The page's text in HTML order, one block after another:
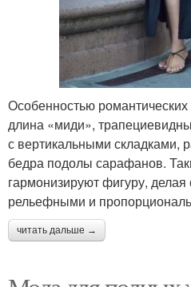
Особенностью
длина «миди»,
с вертикальными складками,
бедра подолы сарафанов.
гармонизируют фигуру,
рельефными и
читать дальше →